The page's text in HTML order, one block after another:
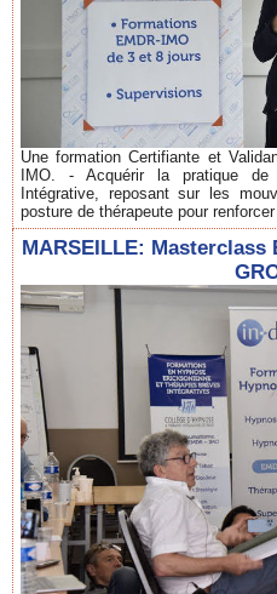
Une formation Certifiante et
IMO. - Acquérir la pratique de
Intégrative, reposant sur les
posture de thérapeute pour
MARSEILLE: